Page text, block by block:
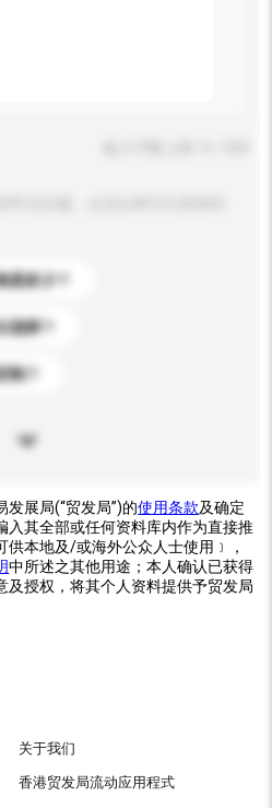
是多少？
选择？
？
展局(“贸发局”)的使用条款及确定
入其全部或任何资料库内作为直接推
供本地及/或海外公众人士使用﹞，
中所述之其他用途；本人确认已获得
及授权，将其个人资料提供予贸发局
关于我们
香港贸发局流动应用程式